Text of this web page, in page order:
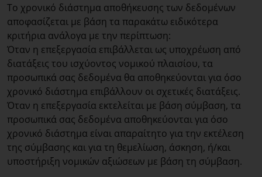
Το χρονικό διάστημα αποθήκευσης των δεδομένων
αποφασίζεται με βάση τα παρακάτω ειδικότερα
κριτήρια ανάλογα με την περίπτωση:
Όταν η επεξεργασία επιβάλλεται ως υποχρέωση από
διατάξεις του ισχύοντος νομικού πλαισίου, τα
προσωπικά σας δεδομένα θα αποθηκεύονται για όσο
χρονικό διάστημα επιβάλλουν οι σχετικές διατάξεις.
Όταν η επεξεργασία εκτελείται με βάση σύμβαση, τα
προσωπικά σας δεδομένα αποθηκεύονται για όσο
χρονικό διάστημα είναι απαραίτητο για την εκτέλεση
της σύμβασης και για τη θεμελίωση, άσκηση, ή/και
υποστήριξη νομικών αξιώσεων με βάση τη σύμβαση.